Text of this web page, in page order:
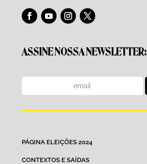
ASSINE NOSSA NEWSLETTER:
PÁGINA ELEIÇÕES 2024
CONTEXTOS E SAÍDAS